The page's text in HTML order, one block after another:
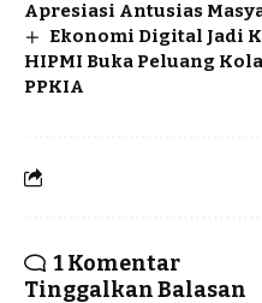
Apresiasi Antusias
Ekonomi Digital Jadi
HIPMI Buka Peluang
PPKIA
1 Komentar
Tinggalkan Balasan